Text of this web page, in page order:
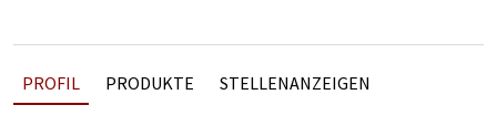
PROFIL PRODUKTE STELLENANZEIGEN